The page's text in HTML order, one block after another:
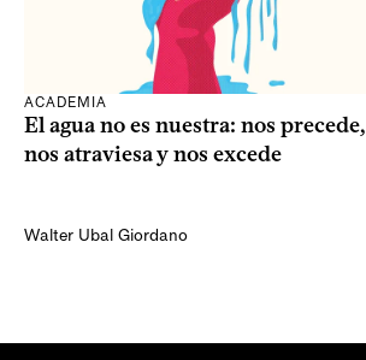
ACADEMIA
El agua no es nuestra: nos precede,
nos atraviesa y nos excede
Walter Ubal Giordano